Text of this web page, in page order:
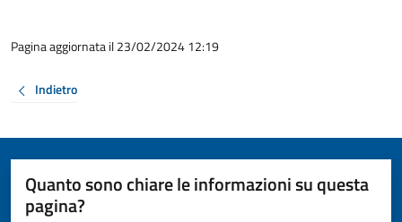
Pagina aggiornata il 23/02/2024 12:19
Indietro
Quanto sono chiare le informazioni su questa
pagina?